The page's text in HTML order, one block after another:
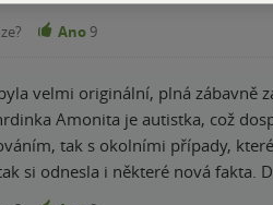
Ano 9
velmi originální, plná zábavně
Amonita je autistka, což
tak s okolními případy,
si odnesla i některé nová fakta.